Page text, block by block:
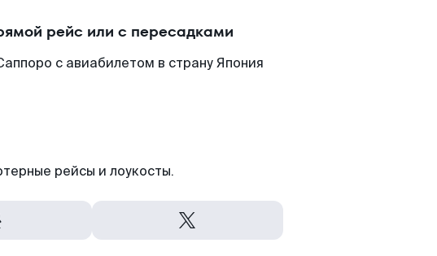
рейс или с пересадками
с авиабилетом в страну Япония
рейсы и лоукосты.